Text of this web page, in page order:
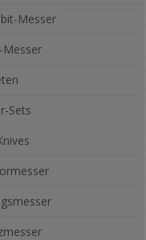
Messer
Messer
Sets